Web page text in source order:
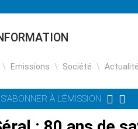
\ Emissions \ Société \ Actualité
S'ABONNER À L'ÉMISSION